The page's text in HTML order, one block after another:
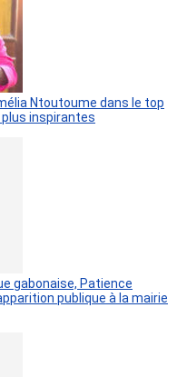
Ntoutoume dans le top
inspirantes
gabonaise, Patience
publique à la mairie